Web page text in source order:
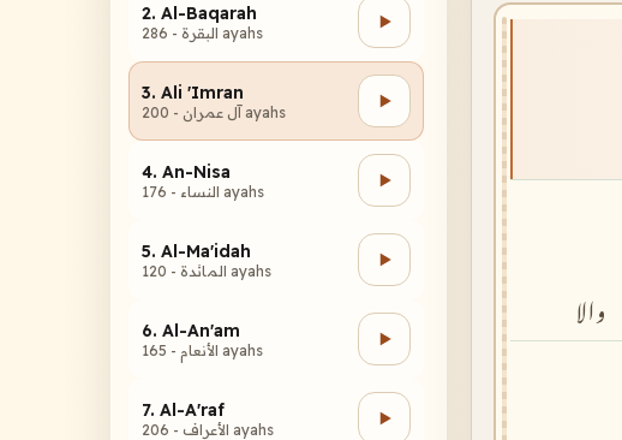
2. Al-Baqarah
البقرة - 286 ayahs
3. Ali 'Imran
آل عمران - 200 ayahs
4. An-Nisa
النساء - 176 ayahs
5. Al-Ma'idah
المائدة - 120 ayahs
6. Al-An'am
الأنعام - 165 ayahs
7. Al-A'raf
الأعراف - 206 ayahs
والا